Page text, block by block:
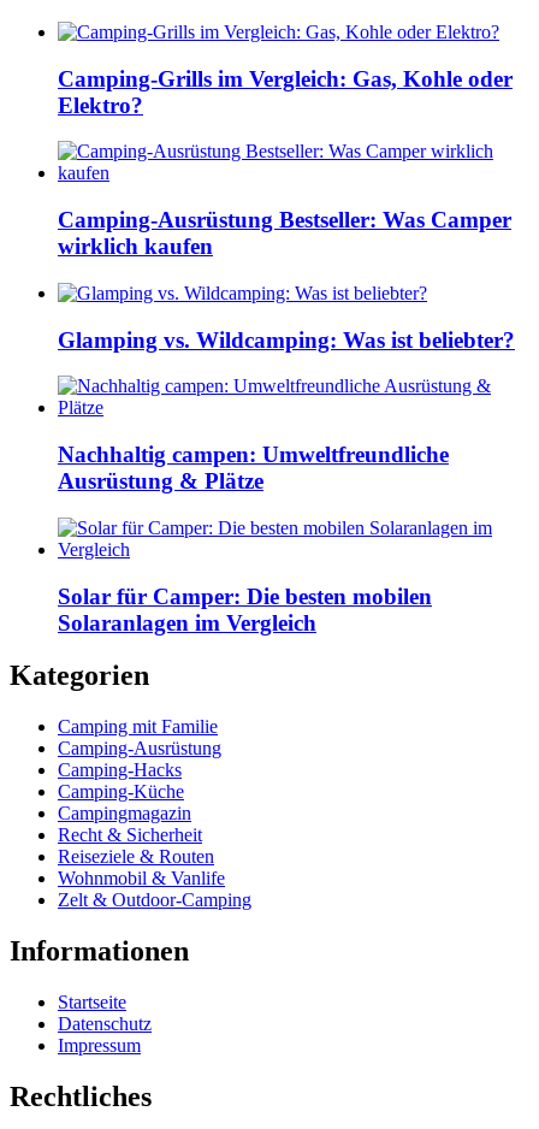
Camping-Grills im Vergleich: Gas, Kohle oder
Elektro?
Camping-Ausrüstung Bestseller: Was Camper
wirklich kaufen
Glamping vs. Wildcamping: Was ist beliebter?
Nachhaltig campen: Umweltfreundliche
Ausrüstung & Plätze
Solar für Camper: Die besten mobilen
Solaranlagen im Vergleich
Kategorien
Camping mit Familie
Camping-Ausrüstung
Camping-Hacks
Camping-Küche
Campingmagazin
Recht & Sicherheit
Reiseziele & Routen
Wohnmobil & Vanlife
Zelt & Outdoor-Camping
Informationen
Startseite
Datenschutz
Impressum
Rechtliches